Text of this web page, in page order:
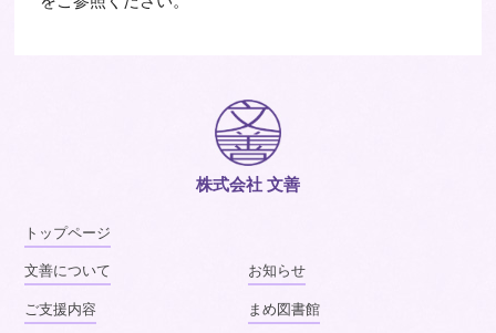
株式会社 文善
トップページ
文善について お知らせ
ご支援内容 まめ図書館